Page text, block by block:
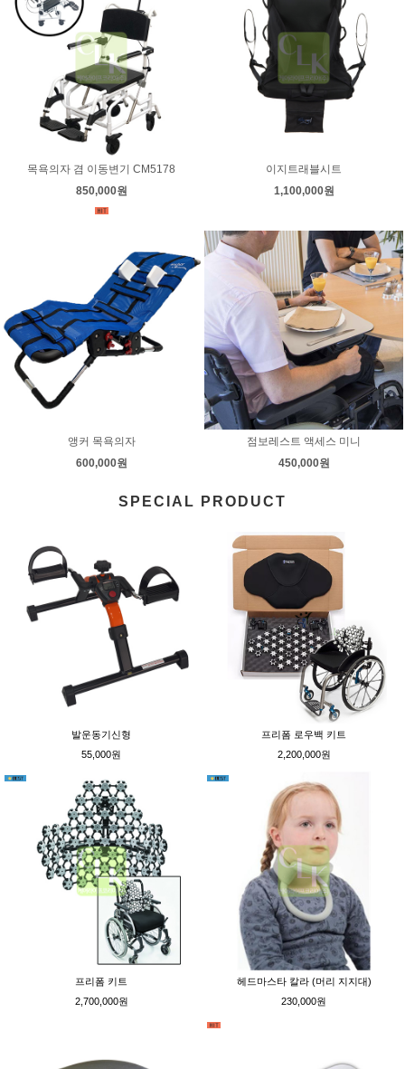
목욕의자 겸 이동변기 CM5178
850,000원
이지트래블시트
1,100,000원
앵커 목욕의자
600,000원
점보레스트 액세스 미니
450,000원
SPECIAL PRODUCT
발운동기신형
55,000원
프리폼 로우백 키트
2,200,000원
프리폼 키트
2,700,000원
헤드마스타 칼라 (머리 지지대)
230,000원